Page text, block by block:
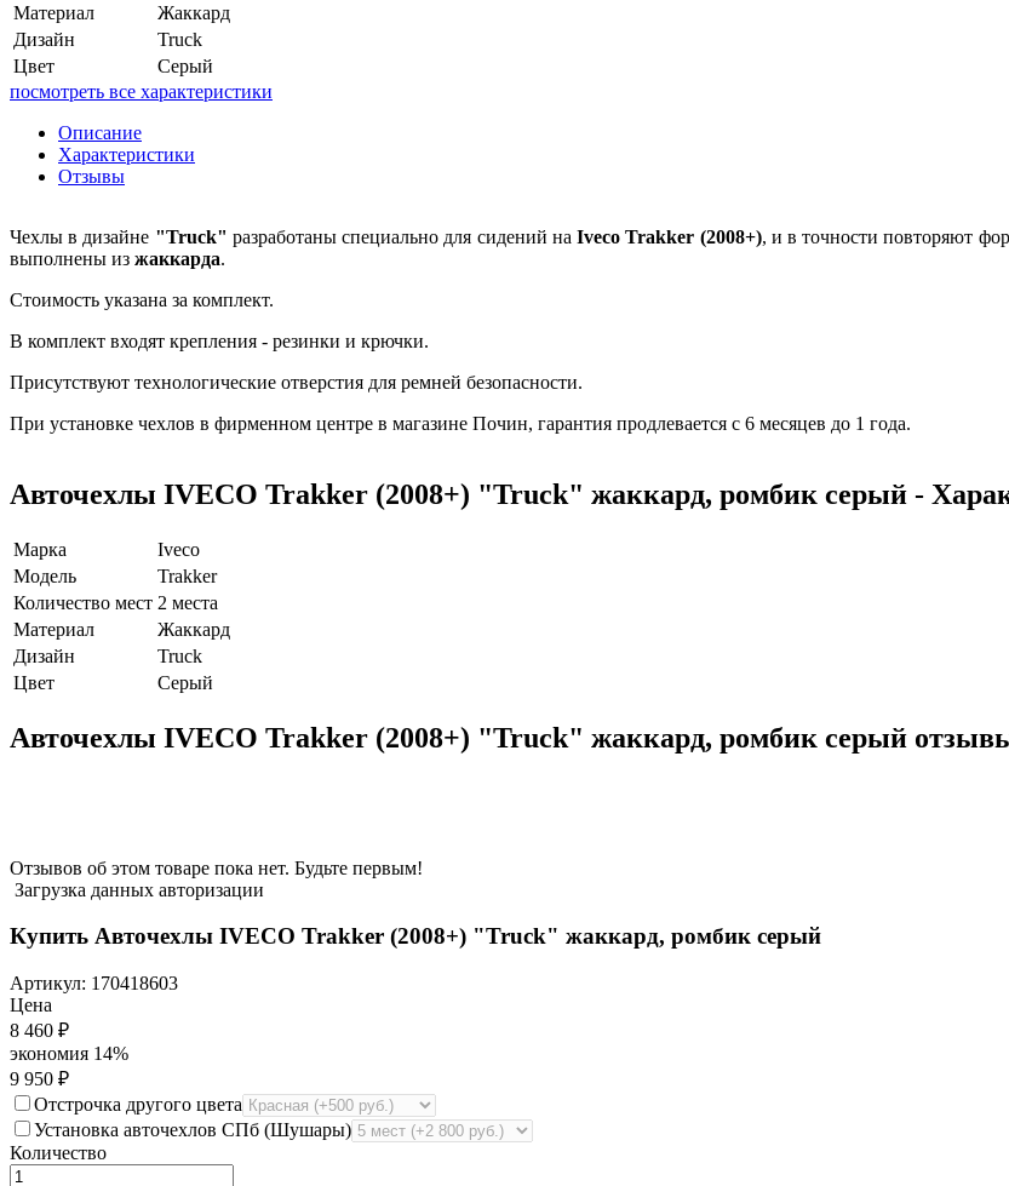
Материал
Жаккард
Дизайн
Truck
Цвет
Серый
посмотреть все характеристики
Описание
Характеристики
Отзывы
Чехлы в дизайне "Truck" разработаны специально для сидений наIveco Trakker (2008+), и в точности повторяют
выполнены из жаккарда.
Стоимость указана за комплект.
В комплект входят крепления - резинки и крючки.
Присутствуют технологические отверстия для ремней безопасности.
При установке чехлов в фирменном центре в магазине Почин, гарантия продлевается с 6 месяцев до 1 года.
Авточехлы IVECO Trakker (2008+) "Truck" жаккард, ромбик серый -
Марка
Iveco
Модель
Trakker
Количество мест 2 места
Материал
Жаккард
Дизайн
Truck
Цвет
Серый
Авточехлы IVECO Trakker (2008+) "Truck" жаккард, ромбик серый
Отзывов об этом товаре пока нет. Будьте первым!
Загрузка данных авторизации
Купить Авточехлы IVECO Trakker (2008+) "Truck" жаккард, ромбик серый
Артикул: 170418603
Цена
8 460 ₽
экономия 14%
9 950 ₽
Отстрочка другого цвета
Установка авточехлов СПб (Шушары)
Количество